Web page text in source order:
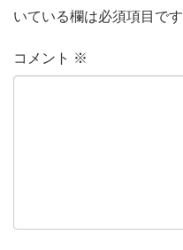
いている欄は必須項目です
コメント ※